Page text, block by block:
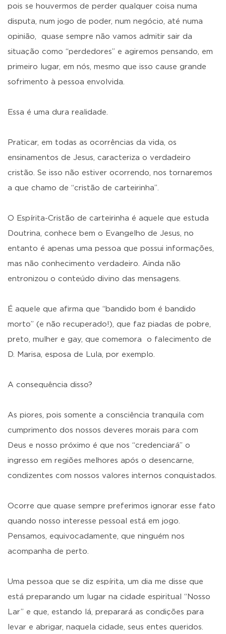
pois se houvermos de perder qualquer coisa numa
disputa, num jogo de poder, num negócio, até numa
opinião, quase sempre não vamos admitir sair da
situação como “perdedores” e agiremos pensando, em
primeiro lugar, em nós, mesmo que isso cause grande
sofrimento à pessoa envolvida.
Essa é uma dura realidade.
Praticar, em todas as ocorrências da vida, os
ensinamentos de Jesus, caracteriza o verdadeiro
cristão. Se isso não estiver ocorrendo, nos tornaremos
a que chamo de “cristão de carteirinha”.
O Espírita-Cristão de carteirinha é aquele que estuda
Doutrina, conhece bem o Evangelho de Jesus, no
entanto é apenas uma pessoa que possui informações,
mas não conhecimento verdadeiro. Ainda não
entronizou o conteúdo divino das mensagens.
É aquele que afirma que “bandido bom é bandido
morto” (e não recuperado!), que faz piadas de pobre,
preto, mulher e gay, que comemora o falecimento de
D. Marisa, esposa de Lula, por exemplo.
A consequência disso?
As piores, pois somente a consciência tranquila com
cumprimento dos nossos deveres morais para com
Deus e nosso próximo é que nos “credenciará” o
ingresso em regiões melhores após o desencarne,
condizentes com nossos valores internos conquistados.
Ocorre que quase sempre preferimos ignorar esse fato
quando nosso interesse pessoal está em jogo.
Pensamos, equivocadamente, que ninguém nos
acompanha de perto.
Uma pessoa que se diz espírita, um dia me disse que
está preparando um lugar na cidade espiritual “Nosso
Lar” e que, estando lá, preparará as condições para
levar e abrigar, naquela cidade, seus entes queridos.